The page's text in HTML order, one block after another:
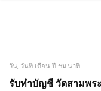
วัน, วันที่ เดือน ปี ชม:นาที
รับทำบัญชี วัดสามพร